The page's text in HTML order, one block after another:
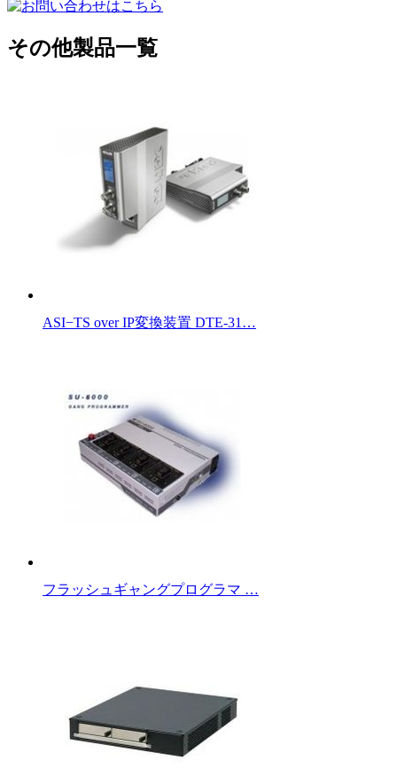
その他製品一覧
ASI−TS over IP変換装置 DTE-31…
フラッシュギャングプログラマ …